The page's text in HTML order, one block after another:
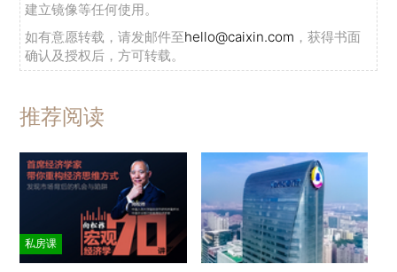
50.0%、华北-28.0%、西南-45.5%、华
东-93.9%、东北-100.0%、西北-100.0%、港澳
台-40.0%。21日，26省份（地区）新增确诊病例
江、吉林、辽宁、宁夏、陕西、新疆、甘肃、青
藏、山西、内蒙古、河南、香港、澳门，疫情防控
工作取得积极成效。
建立镜像等任何使用。
如有意愿转载，请发邮件至hello@caixin.com ，获得书面
确认及授权后，方可转载。
推荐阅读
私房课